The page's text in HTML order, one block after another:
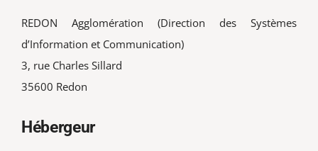
REDON Agglomération (Direction des Systèmes
d’Information et Communication)
3, rue Charles Sillard
35600 Redon
Hébergeur